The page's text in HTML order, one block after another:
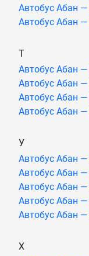
Автобус Абан —
Автобус Абан —
Т
Автобус Абан —
Автобус Абан —
Автобус Абан —
Автобус Абан —
У
Автобус Абан —
Автобус Абан —
Автобус Абан —
Автобус Абан —
Автобус Абан —
Х